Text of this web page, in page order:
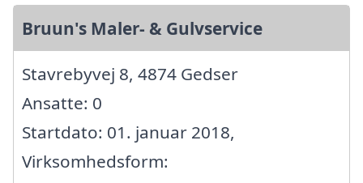
Bruun's Maler- & Gulvservice
Stavrebyvej 8, 4874 Gedser
Ansatte: 0
Startdato: 01. januar 2018,
Virksomhedsform: